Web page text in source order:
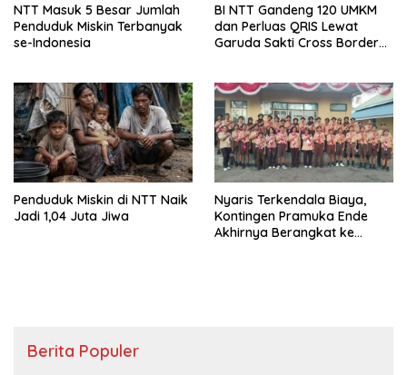
NTT Masuk 5 Besar Jumlah
Penduduk Miskin Terbanyak
se-Indonesia
BI NTT Gandeng 120 UMKM
dan Perluas QRIS Lewat
Garuda Sakti Cross Border
Penduduk Miskin di NTT Naik
Jadi 1,04 Juta Jiwa
Nyaris Terkendala Biaya,
Kontingen Pramuka Ende
Akhirnya Berangkat ke
Berita Populer